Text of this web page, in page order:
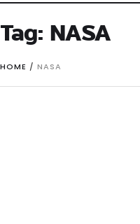
Tag: NASA
HOME / NASA